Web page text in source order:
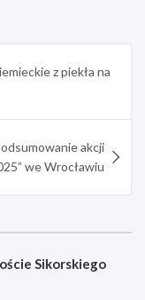
z piekła na
akcji
we Wrocławiu
Sikorskiego